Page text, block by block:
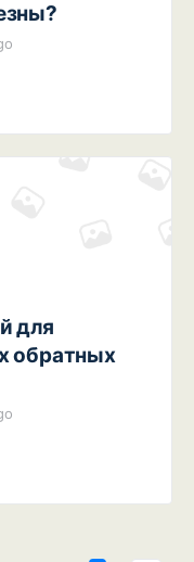
для
обратных